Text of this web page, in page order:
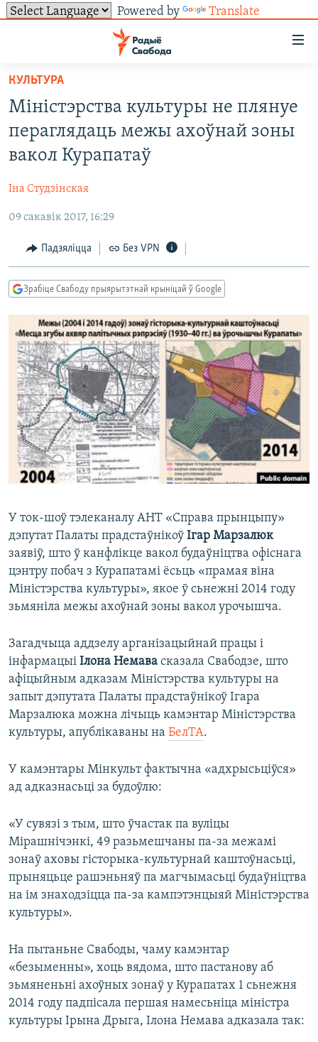
Powered by Translate
ўнівэрсальнага
доступу
Перайсьці
да
галоўнага
зьместу
да
навігацыі
Перайсьці
пошуку
ВІДЭА І ФОТА
ПАЛІТЫКА
ЭКАНОМІКА
ВАЙНА
ПАЛІТВЯЗЬНІ
КУЛЬТУРА
КАЛЯНДАР
ТОЛЬКІ НА СВАБОДЗЕ
ГІСТОРЫЯ НА СВАБОДЗЕ
ПАДКАСТЫ
КНІГІ
PREMIUM
МОВА
НА ХВАЛЯХ СВАБОДЫ
СУВЯЗЬ
ПАДЗЯЛІЦЦА ІНФАРМАЦЫЯЙ
RSS
ПАДКАСТЫ
FACEBOOK
КУЛЬТУРА
Міністэрства культуры не плянуе
пераглядаць межы ахоўнай зоны
вакол Курапатаў
Іна Студзінская
09 сакавік 2017, 16:29
Падзяліцца Без VPN
Зрабіце Свабоду прыярытэтнай крыніцай ў Google
У ток-шоў тэлеканалу АНТ «Справа прынцыпу»
дэпутат Палаты прадстаўнікоў Ігар Марзалюк
заявіў, што ў канфлікце вакол будаўніцтва офіснага
цэнтру побач з Курапатамі ёсьць «прамая віна
Міністэрства культуры», якое ў сьнежні 2014 году
зьмяніла межы ахоўнай зоны вакол урочышча.
Загадчыца аддзелу арганізацыйнай працы і
інфармацыі Ілона Немава сказала Свабодзе, што
афіцыйным адказам Міністэрства культуры на
запыт дэпутата Палаты прадстаўнікоў Ігара
Марзалюка можна лічыць камэнтар Міністэрства
культуры, апублікаваны на БелТА.
У камэнтары Мінкульт фактычна «адхрысьціўся»
ад адказнасьці за будоўлю:
«У сувязі з тым, што ўчастак па вуліцы
Мірашнічэнкі, 49 разьмешчаны па-за межамі
зонаў аховы гісторыка-культурнай каштоўнасьці,
прыняцьце рашэньняў па магчымасьці будаўніцтва
на ім знаходзіцца па-за кампэтэнцыяй Міністэрства
культуры».
На пытаньне Свабоды, чаму камэнтар
«безыменны», хоць вядома, што пастанову аб
зьмяненьні ахоўных зонаў у Курапатах 1 сьнежня
2014 году падпісала першая намесьніца міністра
культуры Ірына Дрыга, Ілона Немава адказала так: